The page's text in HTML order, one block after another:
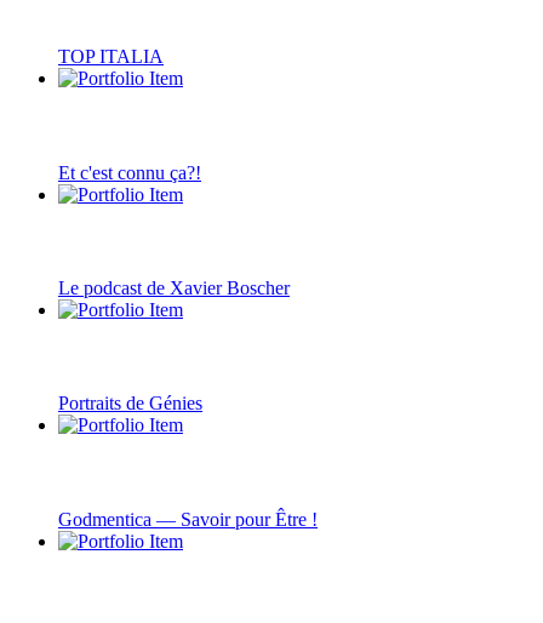
TOP ITALIA
Et c'est connu ça?!
Le podcast de Xavier Boscher
Portraits de Génies
Godmentica — Savoir pour Être !